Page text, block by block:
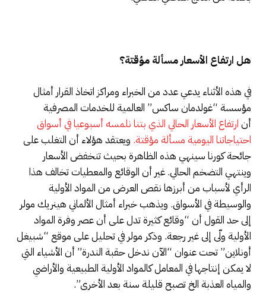
هل ارتفاع الأسعار مسألة مؤقتة؟
في هذه الأثناء يدعي عدد من الخبراء ومراكز اتخاذ القرار أمثال
مؤسسة “غولدمان ساكس” العالمية للخدمات المصرفية
أن ارتفاع الأسعار الحالي الذي بتنا نلمسه أسبوعيا في أسواق
احتياجاتنا اليومية مسألة مؤقتة. ويعتقد هؤلاء أن التغلب على
جائحة كورنا سينهي هذه الظاهرة بحيث تنخفض الأسعار
وينتهي التضخم الحالي. غير أن الوقائع والمعطيات تخالف هذا
الرأي لأسباب من أبرزها نقص العرض من المواد الأولية
والوسيطة في الأسواق. ويذهب خبراء أمثال الألماني هينريك مولر
إلى حد القول أن “وقائع كثيرة تدل على أن عصر وفرة المواد
الأولية ولّى إلى غير رجعة. وذكر مولر في تحليل على موقع “شبيغل
أونلاين” تحت عنوان “الآن ندخل حقبة الندرة” أن الأشياء التي
لا يمكن إنتاجها في المعامل كالمواد الأولية الطبيعية والأراضي
والمياه العذبة الخ تصبح قليلة سنة بعد الأخرى”.